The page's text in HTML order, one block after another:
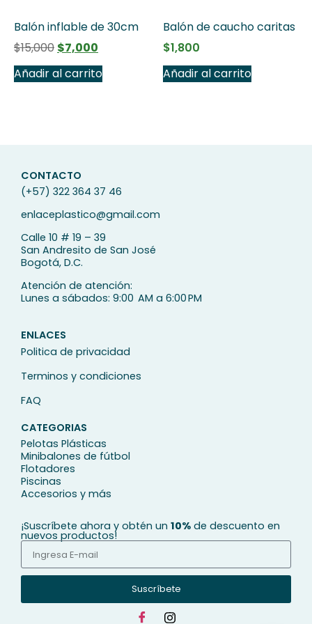
Balón inflable de 30cm
$15,000 $7,000
Añadir al carrito
Balón de caucho caritas
$1,800
Añadir al carrito
CONTACTO
(+57) 322 364 37 46
enlaceplastico@gmail.com
Calle 10 # 19 – 39
San Andresito de San José
Bogotá, D.C.
Atención de atención:
Lunes a sábados: 9:00 AM a 6:00 PM
ENLACES
Politica de privacidad
Terminos y condiciones
FAQ
CATEGORIAS
Pelotas Plásticas
Minibalones de fútbol
Flotadores
Piscinas
Accesorios y más
¡Suscríbete ahora y obtén un 10% de descuento en
nuevos productos!
Suscríbete